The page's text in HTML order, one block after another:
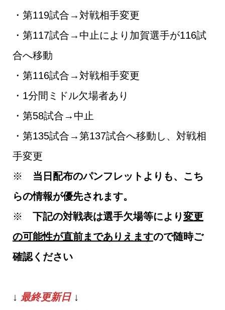
・第119試合→対戦相手変更
・第117試合→中止により加賀選手が116試
合へ移動
・第116試合→対戦相手変更
・1分間ミドル欠場者あり
・第58試合→中止
・第135試合→第137試合へ移動し、対戦相
手変更
※ 当日配布のパンフレットよりも、こち
らの情報が優先されます。
※ 下記の対戦表は選手欠場等により変更
の可能性が直前までありえますので随時ご
確認ください
↓ 最終更新日↓